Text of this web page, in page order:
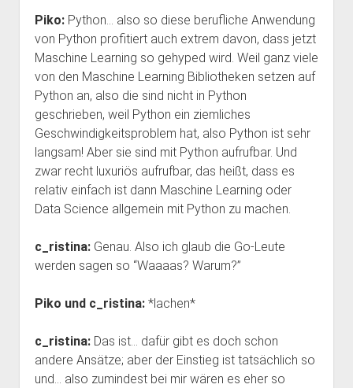
Piko:Python… also so diese berufliche Anwendung
von Python profitiert auch extrem davon, dass jetzt
Maschine Learning so gehyped wird. Weil ganz viele
von den Maschine Learning Bibliotheken setzen auf
Python an, also die sind nicht in Python
geschrieben, weil Python ein ziemliches
Geschwindigkeitsproblem hat, also Python ist sehr
langsam! Aber sie sind mit Python aufrufbar. Und
zwar recht luxuriös aufrufbar, das heißt, dass es
relativ einfach ist dann Maschine Learning oder
Data Science allgemein mit Python zu machen.
c_ristina:Genau. Also ich glaub die Go-Leute
werden sagen so “Waaaas? Warum?”
Piko und c_ristina:*lachen*
c_ristina:Das ist… dafür gibt es doch schon
andere Ansätze; aber der Einstieg ist tatsächlich so
und… also zumindest bei mir wären es eher so